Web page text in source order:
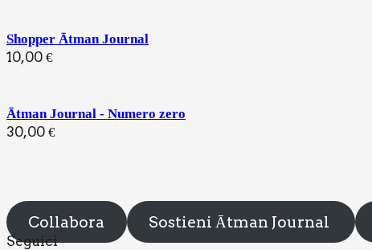
Shopper Ātman Journal
10,00 €
Ātman Journal - Numero zero
30,00 €
Collabora Sostieni Ātman Journal
Segui­ci